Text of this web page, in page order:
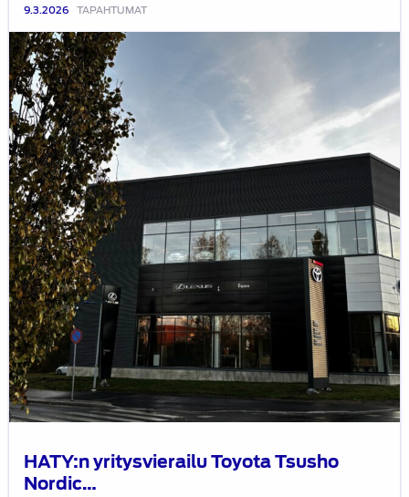
9.3.2026 TAPAHTUMAT
HATY:n yritysvierailu Toyota Tsusho
Nordic…
HATY:n
yritysvierailu
Toyota
Tsusho
Nordic
Oy,
Espoon
toimipiste
17.3.2026
klo
17:00-
19:30